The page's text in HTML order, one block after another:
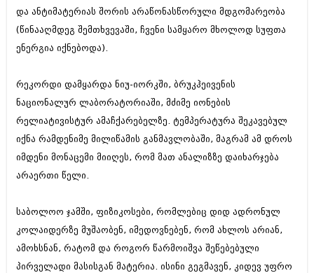
ქალი და მამაკაცი
ისტორია
ანონსი
არქივი
აგვისტო 2018 (162)
ივლისი 2018 (223)
აპრილი 2018 (194)
მარტი 2018 (256)
თებერვალი 2018 (208)
სხვადასხვა
ანონსი
ნოემბერი 2020 (103)
ოქტომბერი 2020 (209)
სექტემბერი 2020 (204)
აგვისტო 2020 (249)
ივლისი 2020 (204)
ივნისი 2020 (249)
და ანტიმატერიას შორის არაწონასწორული მდგომარეობა
(წინააღმდეგ შემთხვევაში, ჩვენი სამყარო მხოლოდ სუფთა
ენერგია იქნებოდა).
რეკორდი დამყარდა ნიუ-იორკში, ბრუკჰეივენის
ნაციონალურ ლაბორატორიაში, მძიმე იონების
რელიატივისტურ ამაჩქარებელზე. ტემპერატურა შეკავებულ
იქნა რამდენიმე მილიწამის განმავლობაში, მაგრამ ამ დროს
იმდენი მონაცემი მიიღეს, რომ მათ ანალიზზე დაიხარჯება
არაერთი წელი.
საბოლოო ჯამში, ფიზიკოსები, რომლებიც დიდ ადრონულ
კოლაიდერზე მუშაობენ, იმედოვნებენ, რომ ახლოს არიან,
ამოხსნან, რატომ და როგორ წარმოიშვა შეწებებული
პირველადი მასისგან მატერია. ისინი გეგმავენ, კიდევ უფრო